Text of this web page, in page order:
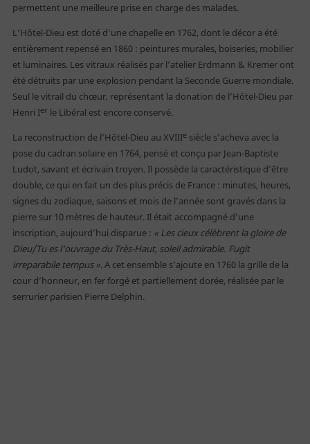
permettent une meilleure prise en charge des malades.
L’Hôtel-Dieu est doté d’une chapelle en 1762, dont le décor a été
entièrement repensé en 1860 : peintures murales, boiseries, mobilier
et luminaires. Les vitraux réalisés par l’atelier Erdmann & Kremer ont
été détruits par une explosion pendant la Seconde Guerre mondiale.
Seul le vitrail du chœur, représentant la donation de l’Hôtel-Dieu par
Henri Ier le Libéral est encore conservé.
La reconstruction de l’Hôtel-Dieu au XVIIIesiècle s’acheva avec la
pose du cadran solaire en 1764, pensé et conçu par Jean-Baptiste
Ludot, savant et écrivain troyen. Il possède la caractéristique d’être
double, ce qui en fait un des plus précis de France : minutes, heures,
signes du zodiaque, saisons et mois de l’année sont gravés dans la
pierre sur 10 mètres de hauteur. Il était accompagné d’une
inscription, aujourd’hui disparue : « Les cieux célèbrent la gloire de
Dieu/Tu es l’ouvrage du Très-Haut, soleil admirable. Fugit
irreparabile tempus ». A cet ensemble s’ajoute en 1760 la grille de la
cour d’honneur, en fer forgé et partiellement dorée, réalisée par le
serrurier parisien Pierre Delphin.